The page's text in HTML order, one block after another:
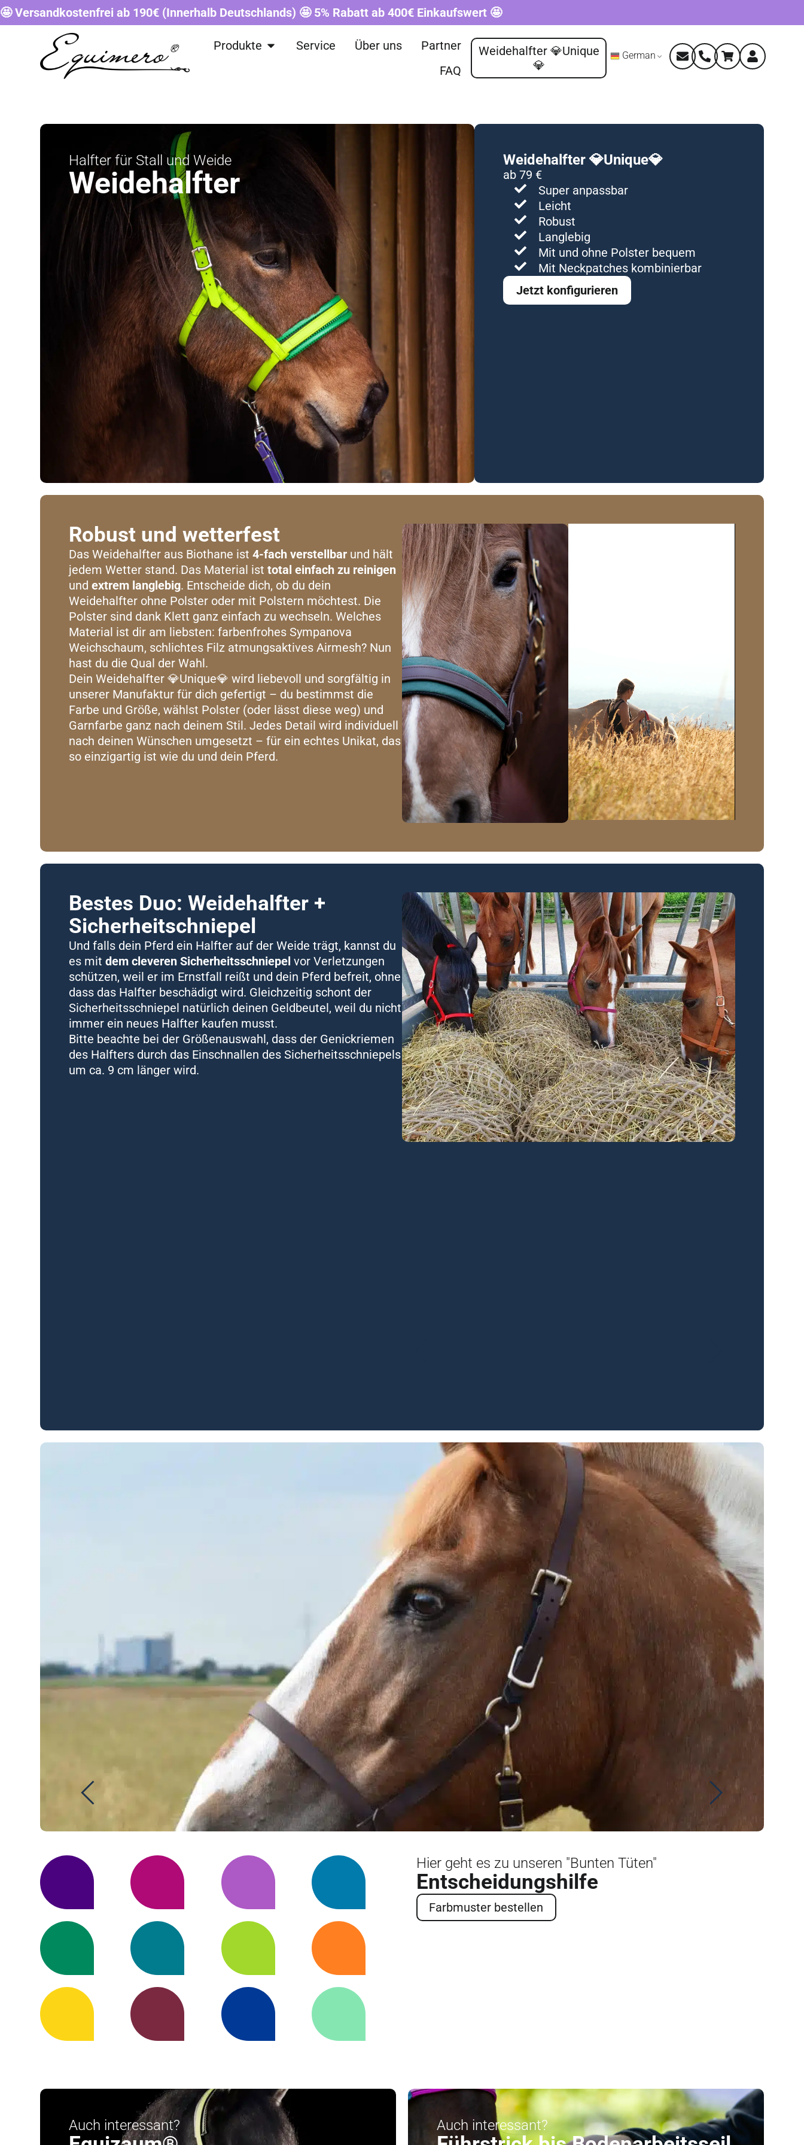
🤩 Versandkostenfrei ab 190€ (Innerhalb Deutschlands) 🤩 5% Rabatt ab 400€ Einkaufswert 🤩
Produkte Service Über uns
Partner
FAQ
Weidehalfter 💎Unique
💎
German
Halfter für Stall und Weide
Weidehalfter
Weidehalfter 💎Unique💎
ab 79 €
Super anpassbar
Leicht
Robust
Langlebig
Mit und ohne Polster bequem
Mit Neckpatches kombinierbar
Jetzt konfigurieren
Robust und wetterfest
Das Weidehalfter aus Biothane ist4-fach verstellbar und hält
jedem Wetter stand. Das Material isttotal einfach zu reinigen
undextrem langlebig. Entscheide dich, ob du dein
Weidehalfter ohne Polster oder mit Polstern möchtest. Die
Polster sind dank Klett ganz einfach zu wechseln. Welches
Material ist dir am liebsten: farbenfrohes Sympanova
Weichschaum, schlichtes Filz atmungsaktives Airmesh? Nun
hast du die Qual der Wahl.
Dein Weidehalfter 💎Unique💎 wird liebevoll und sorgfältig in
unserer Manufaktur für dich gefertigt – du bestimmst die
Farbe und Größe, wählst Polster (oder lässt diese weg) und
Garnfarbe ganz nach deinem Stil. Jedes Detail wird individuell
nach deinen Wünschen umgesetzt – für ein echtes Unikat, das
so einzigartig ist wie du und dein Pferd.
Bestes Duo: Weidehalfter +
Sicherheitschniepel
Und falls dein Pferd ein Halfter auf der Weide trägt, kannst du
es mitdem cleveren Sicherheitsschniepel vor Verletzungen
schützen, weil er im Ernstfall reißt und dein Pferd befreit, ohne
dass das Halfter beschädigt wird. Gleichzeitig schont der
Sicherheitsschniepel natürlich deinen Geldbeutel, weil du nicht
immer ein neues Halfter kaufen musst.
Bitte beachte bei der Größenauswahl, dass der Genickriemen
des Halfters durch das Einschnallen des Sicherheitsschniepels
um ca. 9 cm länger wird.
Hier geht es zu unseren "Bunten Tüten"
Entscheidungshilfe
Farbmuster bestellen
Auch interessant? Auch interessant?